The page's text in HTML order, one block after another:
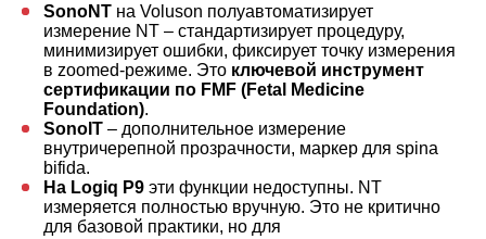
SonoNT на Voluson полуавтоматизирует
измерение NT – стандартизирует процедуру,
минимизирует ошибки, фиксирует точку измерения
в zoomed-режиме. Это ключевой инструмент
сертификации по FMF (Fetal Medicine
Foundation).
SonoIT – дополнительное измерение
внутричерепной прозрачности, маркер для spina
bifida.
На Logiq P9 эти функции недоступны. NT
измеряется полностью вручную. Это не критично
для базовой практики, но для